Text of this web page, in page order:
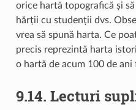
orice hartă topografică și
hărții cu studenții dvs.
vrea să spună harta. Ce
precis reprezintă harta
o hartă de acum 100 de ani
9.14. Lecturi